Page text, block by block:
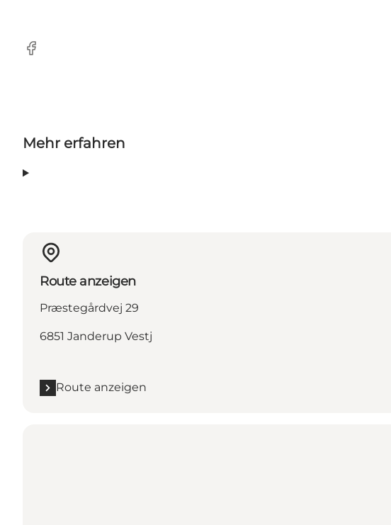
Facebook
Mehr erfahren
Route anzeigen
Præstegårdvej 29
6851 Janderup Vestj
Route anzeigen